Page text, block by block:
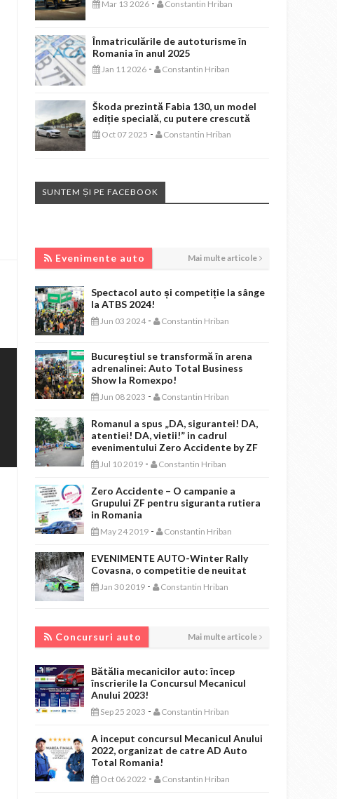
Mar 13 2026 - Constantin Hriban
Înmatriculările de autoturisme în
Romania în anul 2025
Jan 11 2026 - Constantin Hriban
Škoda prezintă Fabia 130, un model
ediție specială, cu putere crescută
Oct 07 2025 - Constantin Hriban
SUNTEM ȘI PE FACEBOOK
Evenimente auto Mai multe articole
Spectacol auto și competiție la sânge
la ATBS 2024!
Jun 03 2024 - Constantin Hriban
Bucureștiul se transformă în arena
adrenalinei: Auto Total Business
Show la Romexpo!
Jun 08 2023 - Constantin Hriban
Romanul a spus „DA, sigurantei! DA,
atentiei! DA, vietii!” in cadrul
evenimentului Zero Accidente by ZF
Jul 10 2019 - Constantin Hriban
Zero Accidente – O campanie a
Grupului ZF pentru siguranta rutiera
in Romania
May 24 2019 - Constantin Hriban
EVENIMENTE AUTO-Winter Rally
Covasna, o competitie de neuitat
Jan 30 2019 - Constantin Hriban
Concursuri auto Mai multe articole
Bătălia mecanicilor auto: încep
înscrierile la Concursul Mecanicul
Anului 2023!
Sep 25 2023 - Constantin Hriban
A inceput concursul Mecanicul Anului
2022, organizat de catre AD Auto
Total Romania!
Oct 06 2022 - Constantin Hriban